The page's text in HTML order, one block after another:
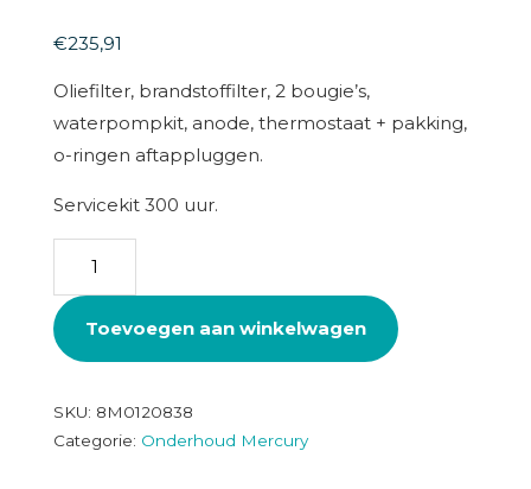
€235,91
Oliefilter, brandstoffilter, 2 bougie’s,
waterpompkit, anode, thermostaat + pakking,
o-ringen aftappluggen.
Servicekit 300 uur.
0R235949
+
uur
aantal
Toevoegen aan winkelwagen
SKU: 8M0120838
Categorie: Onderhoud Mercury